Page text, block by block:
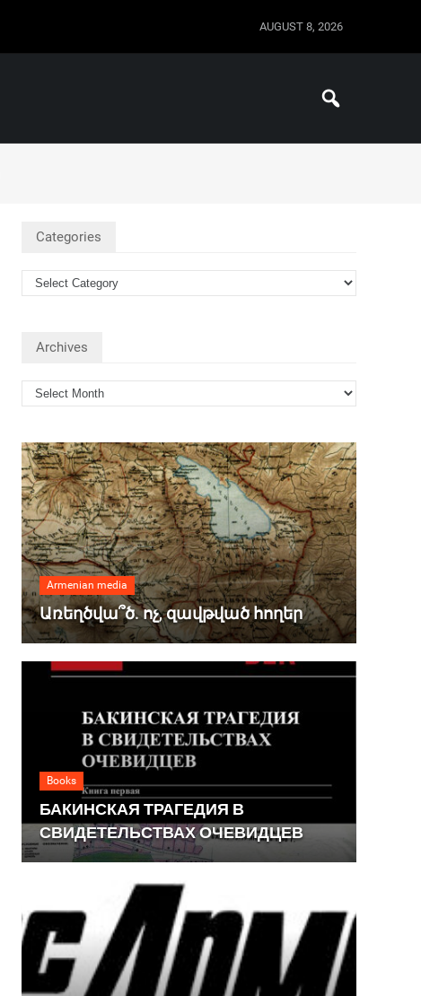
AUGUST 8, 2026
Categories
Archives
Armenian media
Առեղծվա՞ծ. ոչ, զավթված հողեր
Books
БАКИНСКАЯ ТРАГЕДИЯ В
СВИДЕТЕЛЬСТВАХ ОЧЕВИДЦЕВ